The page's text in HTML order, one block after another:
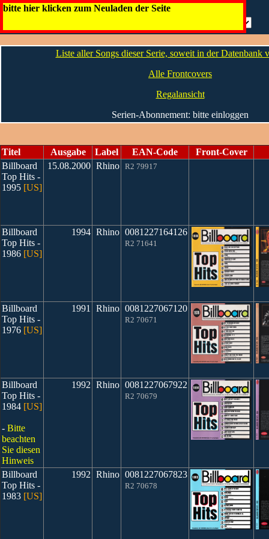
bitte hier klicken zum Neuladen der Seite
Billboard [US]
Liste aller Songs dieser Serie, soweit in der Datenbank
Alle Frontcovers
Regalansicht
Serien-Abonnement: bitte einloggen
Titel Ausgabe Label EAN-Code
Front-Cover
Billboard
Top Hits -
1995 [US]
15.08.2000 Rhino R2 79917
Billboard
Top Hits -
1986 [US]
1994 Rhino 0081227164126
R2 71641
Billboard
Top Hits -
1976 [US]
1991 Rhino 0081227067120
R2 70671
Billboard
Top Hits -
1984 [US]
- Bitte
beachten
Sie diesen
Hinweis
1992 Rhino 0081227067922
R2 70679
Billboard
Top Hits -
1983 [US]
1992 Rhino 0081227067823
R2 70678